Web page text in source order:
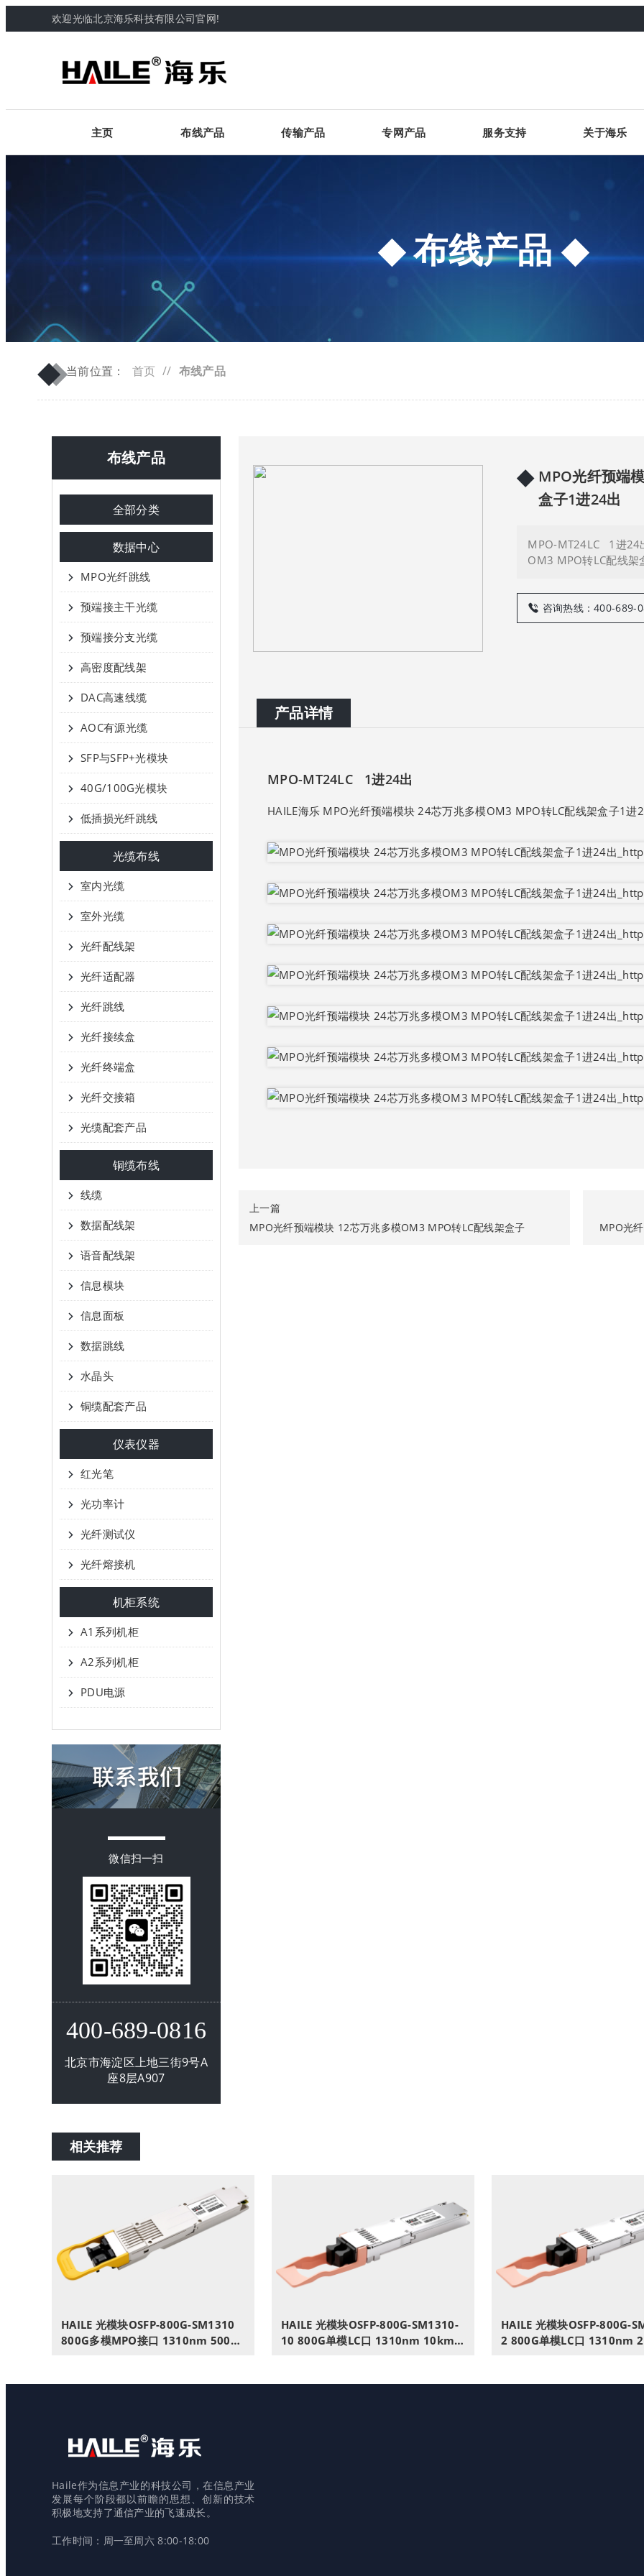
欢迎光临北京海乐科技有限公司官网!
主页 布线产品 传输产品 专网产品 服务支持 关于海乐
布线产品
◆
◆当前位置： 首页 // 布线产品
布线产品
全部分类
数据中心
MPO光纤跳线
预端接主干光缆
预端接分支光缆
高密度配线架
DAC高速线缆
AOC有源光缆
SFP与SFP+光模块
40G/100G光模块
低插损光纤跳线
光缆布线
室内光缆
室外光缆
光纤配线架
光纤适配器
光纤跳线
光纤接续盒
光纤终端盒
光纤交接箱
光缆配套产品
铜缆布线
线缆
数据配线架
语音配线架
信息模块
信息面板
数据跳线
水晶头
铜缆配套产品
仪表仪器
红光笔
光功率计
光纤测试仪
光纤熔接机
机柜系统
A1系列机柜
A2系列机柜
PDU电源
微信扫一扫
400-689-0816
北京市海淀区上地三街9号A
座8层A907
◆ MPO光纤预端
盒子1进24出
MPO-MT24LC 1进24
OM3 MPO转LC配线
咨询热线：400-689-
产品详情
MPO-MT24LC 1进24出
HAILE海乐 MPO光纤预端模块 24芯万兆多模OM3 MPO转LC配线架盒子1进
上一篇
MPO光纤预端模块 12芯万兆多模OM3 MPO转LC配线架盒子
MPO光
相关推荐
HAILE 光模块OSFP-800G-SM1310
800G多模MPO接口 1310nm 500m
HAILE 光模块OSFP-800G-SM1310-
10 800G单模LC口 1310nm 10km 1
HAILE 光模块OSFP-800G-
2 800G单模LC口 1310nm
Haile作为信息产业的科技公司，在信息产业
发展每个阶段都以前瞻的思想、创新的技术
积极地支持了通信产业的飞速成长。
工作时间：周一至周六 8:00-18:00